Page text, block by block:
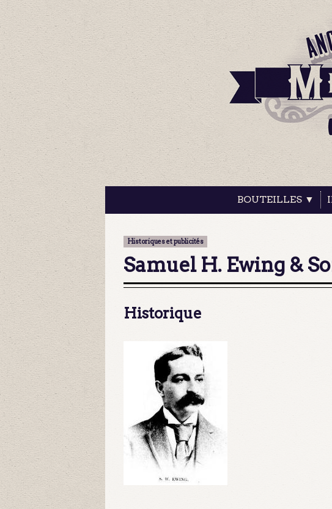
BOUTEILLES ▼
Historiques et publicités
Samuel H. Ewing &
Historique